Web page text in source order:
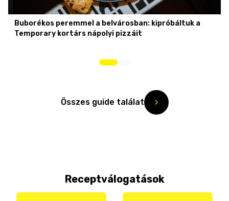
Buborékos peremmel a belvárosban: kipróbáltuk a
Temporary kortárs nápolyi pizzáit
Összes guide találat
Receptválogatások